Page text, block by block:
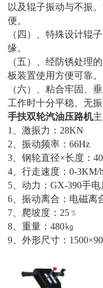
以及辊子振动与不振
便。
（四）、特殊设计辊
缘。
（五）、经防锈处理
板装置使用方便可靠。
（六）、粘合牢固、
工作时十分平稳、无振
手扶双轮汽油压路机
1、激振力：28KN
2、振动频率：66Hz
3、钢轮直径×长度：
4、行走速度：0-3KM/h
5、动力：GX-390手
6、振动离合：电磁离
7、爬坡度：25﹪
8、重量：480㎏
9、外形尺寸：